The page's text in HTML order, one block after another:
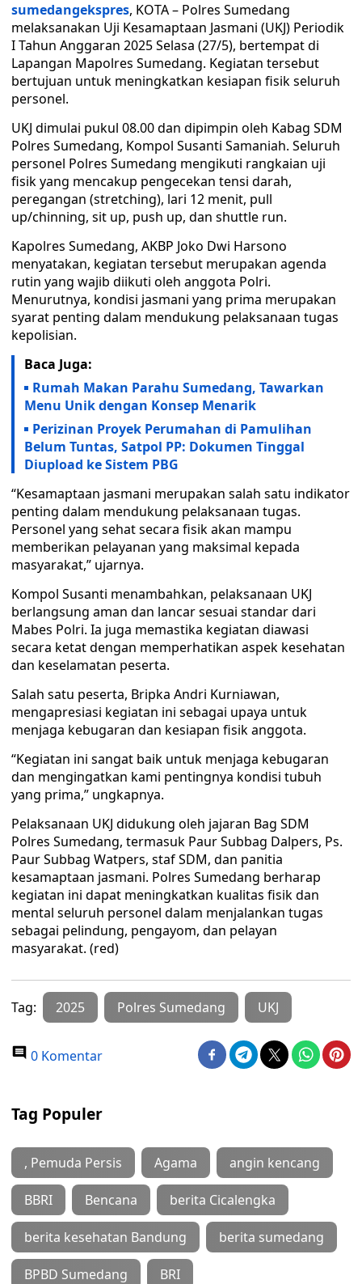
sumedangekspres, KOTA – Polres Sumedang
melaksanakan Uji Kesamaptaan Jasmani (UKJ) Periodik
I Tahun Anggaran 2025 Selasa (27/5), bertempat di
Lapangan Mapolres Sumedang. Kegiatan tersebut
bertujuan untuk meningkatkan kesiapan fisik seluruh
personel.
UKJ dimulai pukul 08.00 dan dipimpin oleh Kabag SDM
Polres Sumedang, Kompol Susanti Samaniah. Seluruh
personel Polres Sumedang mengikuti rangkaian uji
fisik yang mencakup pengecekan tensi darah,
peregangan (stretching), lari 12 menit, pull
up/chinning, sit up, push up, dan shuttle run.
Kapolres Sumedang, AKBP Joko Dwi Harsono
menyatakan, kegiatan tersebut merupakan agenda
rutin yang wajib diikuti oleh anggota Polri.
Menurutnya, kondisi jasmani yang prima merupakan
syarat penting dalam mendukung pelaksanaan tugas
kepolisian.
Baca Juga:
Rumah Makan Parahu Sumedang, Tawarkan
Menu Unik dengan Konsep Menarik
Perizinan Proyek Perumahan di Pamulihan
Belum Tuntas, Satpol PP: Dokumen Tinggal
Diupload ke Sistem PBG
“Kesamaptaan jasmani merupakan salah satu indikator
penting dalam mendukung pelaksanaan tugas.
Personel yang sehat secara fisik akan mampu
memberikan pelayanan yang maksimal kepada
masyarakat,” ujarnya.
Kompol Susanti menambahkan, pelaksanaan UKJ
berlangsung aman dan lancar sesuai standar dari
Mabes Polri. Ia juga memastika kegiatan diawasi
secara ketat dengan memperhatikan aspek kesehatan
dan keselamatan peserta.
Salah satu peserta, Bripka Andri Kurniawan,
mengapresiasi kegiatan ini sebagai upaya untuk
menjaga kebugaran dan kesiapan fisik anggota.
“Kegiatan ini sangat baik untuk menjaga kebugaran
dan mengingatkan kami pentingnya kondisi tubuh
yang prima,” ungkapnya.
Pelaksanaan UKJ didukung oleh jajaran Bag SDM
Polres Sumedang, termasuk Paur Subbag Dalpers, Ps.
Paur Subbag Watpers, staf SDM, dan panitia
kesamaptaan jasmani. Polres Sumedang berharap
kegiatan ini dapat meningkatkan kualitas fisik dan
mental seluruh personel dalam menjalankan tugas
sebagai pelindung, pengayom, dan pelayan
masyarakat. (red)
Tag: 2025 Polres Sumedang UKJ
0 Komentar
Tag Populer
, Pemuda Persis Agama angin kencang
BBRI Bencana berita Cicalengka
berita kesehatan Bandung berita sumedang
BPBD Sumedang BRI